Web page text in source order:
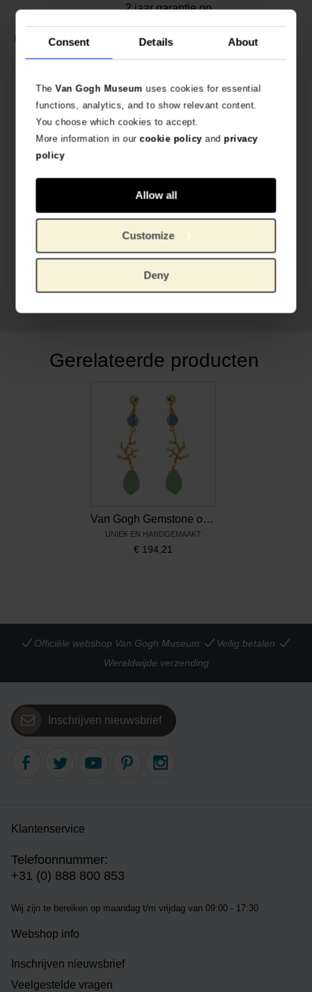
Consent Details About
TheVan Gogh Museum uses cookies for essential
functions, analytics, and to show relevant content.
You choose which cookies to accept.
More information in ourcookie policyand privacy
policy
Allow all
Customize
Deny
2 jaar garantie op
Materiaal: Verguld zilver, resin bloemen
Vincent van
Gogh,Amandelbloesem,1890
Gerelateerde producten
Van Gogh Gemstone oorbellen bloesemtakje, door Miccy’s
UNIEK EN HANDGEMAAKT
€ 194,21
Officiële webshop Van Gogh Museum
Veilig betalen
Wereldwijde verzending
Inschrijven nieuwsbrief
Klantenservice
Telefoonnummer:
+31 (0) 888 800 853
Wij zijn te bereiken op maandag t/m vrijdag van 09:00 - 17:30
Webshop info
Inschrijven nieuwsbrief
Veelgestelde vragen